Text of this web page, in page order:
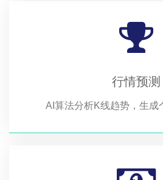
行情预测
AI算法分析K线趋势，生成